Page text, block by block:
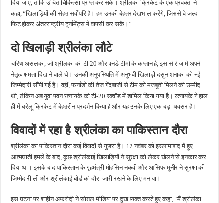
दिया जाए, ताकि उचित चिकित्सा प्राप्त कर सकें। श्रीलंका क्रिकेट के एक प्रवक्ता ने
कहा, “खिलाड़ियों की सेहत सर्वोपरि है। हम उनकी बेहतर देखभाल करेंगे, जिससे वे जल्द
फिट होकर अंतरराष्ट्रीय टूर्नामेंट्स में वापसी कर सकें।”
दो खिलाड़ी श्रीलंका लौटे
चरिथ असलंका, जो श्रीलंका की टी-20 और वनडे टीमों के कप्तान हैं, इस सीरीज में अपनी
नेतृत्व क्षमता दिखाने वाले थे। उनकी अनुपस्थिति में अनुभवी खिलाड़ी दसुन शनाका को नई
जिम्मेदारी सौंपी गई है। वहीं, फर्नांडो की तेज गेंदबाजी से टीम को मजबूती मिलने की उम्मीद
थी, लेकिन अब युवा पवन रत्नायके को टी-20 स्क्वॉड में शामिल किया गया है। रत्नायके ने हाल
ही में घरेलू क्रिकेट में बेहतरीन प्रदर्शन किया है और यह उनके लिए एक बड़ा अवसर है।
विवादों में रहा है श्रीलंका का पाकिस्तान दौरा
श्रीलंका का पाकिस्तान दौरा कई विवादों से गुजरा है। 12 नवंबर को इस्लामाबाद में हुए
आत्मघाती हमले के बाद, कुछ श्रीलंकाई खिलाड़ियों ने सुरक्षा को लेकर खेलने से इनकार कर
दिया था। इसके बाद पाकिस्तान के गृहमंत्री मोहसिन नकवी और आसिफ मुनीर ने सुरक्षा की
जिम्मेदारी ली और श्रीलंकाई बोर्ड को दौरा जारी रखने के लिए मनाया।
इस घटना पर शाहीन अफरीदी ने सोशल मीडिया पर दुख व्यक्त करते हुए कहा, “मैं श्रीलंका